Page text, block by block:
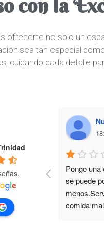
con la
ofrecerte no solo un
sea tan especial
cuidando cada detalle
Pongo una
se puede
comida